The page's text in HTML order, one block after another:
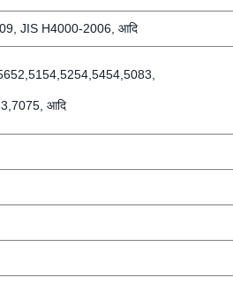
JIS H4000-2006, आदि
आदि